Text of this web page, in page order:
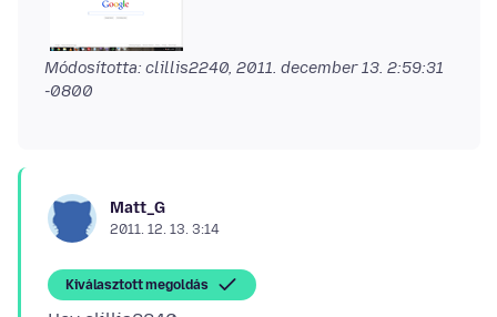
Módosította: clillis2240, 2011. december 13. 2:59:31
-0800
Matt_G
2011. 12. 13. 3:14
Kiválasztott megoldás